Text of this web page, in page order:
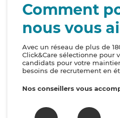
Comment
nous vous
Avec un réseau de plus de
Click&Care sélectionne pour
candidats pour votre
besoins de recrutement en
Nos conseillers vous